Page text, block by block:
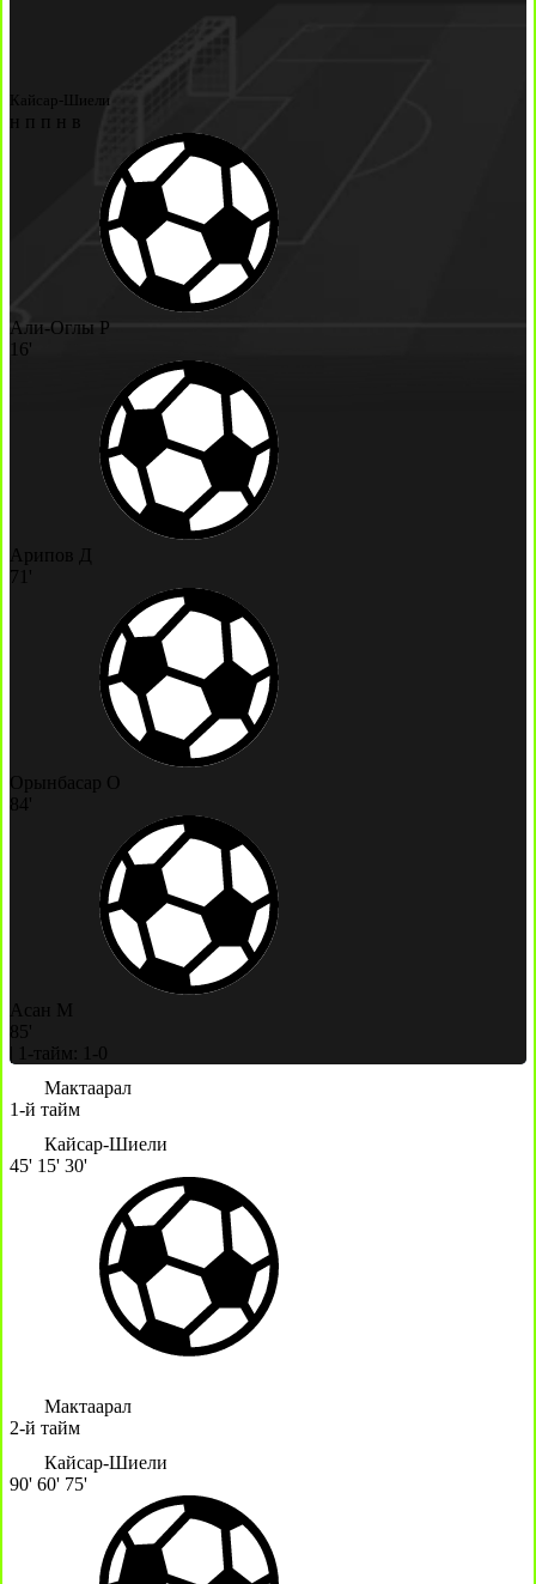
Кайсар-Шиели
н п п н в
Али-Оглы Р
16'
Арипов Д
71'
Орынбасар О
84'
Асан М
85'
1-тайм: 1-0
Мактаарал
1-й тайм
Кайсар-Шиели
45' 15' 30'
Мактаарал
2-й тайм
Кайсар-Шиели
90' 60' 75'